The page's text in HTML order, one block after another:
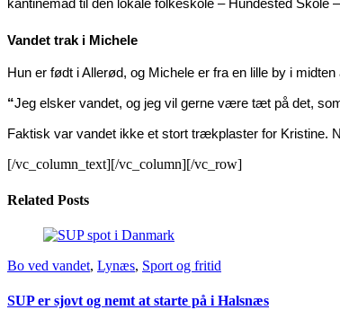
kantinemad til den lokale folkeskole – Hundested Skole
Vandet trak i Michele
Hun er født i Allerød, og Michele er fra en lille by i
“Jeg elsker vandet, og jeg vil gerne være tæt på det,
Faktisk var vandet ikke et stort trækplaster for Kristine.
[/vc_column_text][/vc_column][/vc_row]
Related Posts
Bo ved vandet, Lynæs, Sport og fritid
SUP er sjovt og nemt at starte på i Halsnæs